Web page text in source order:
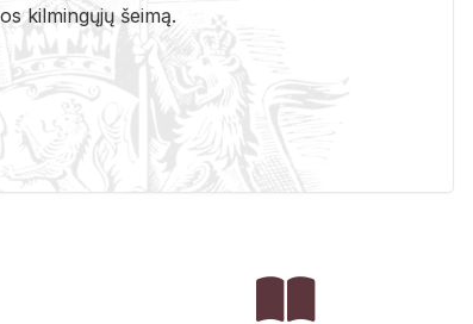
kil­min­gų­jų šei­mą.